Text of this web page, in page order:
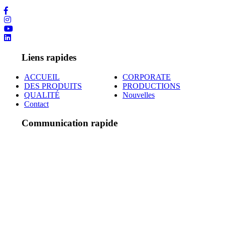
Liens rapides
ACCUEIL
CORPORATE
DES PRODUITS
PRODUCTIONS
QUALITÉ
Nouvelles
Contact
Communication rapide